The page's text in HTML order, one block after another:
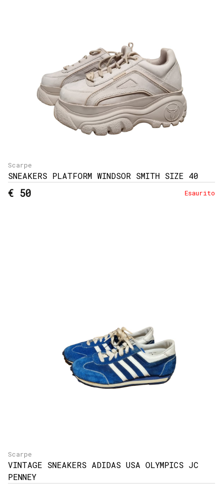
Scarpe
SNEAKERS PLATFORM WINDSOR SMITH SIZE 40
€ 50 Esaurito
Scarpe
VINTAGE SNEAKERS ADIDAS USA OLYMPICS JC
PENNEY